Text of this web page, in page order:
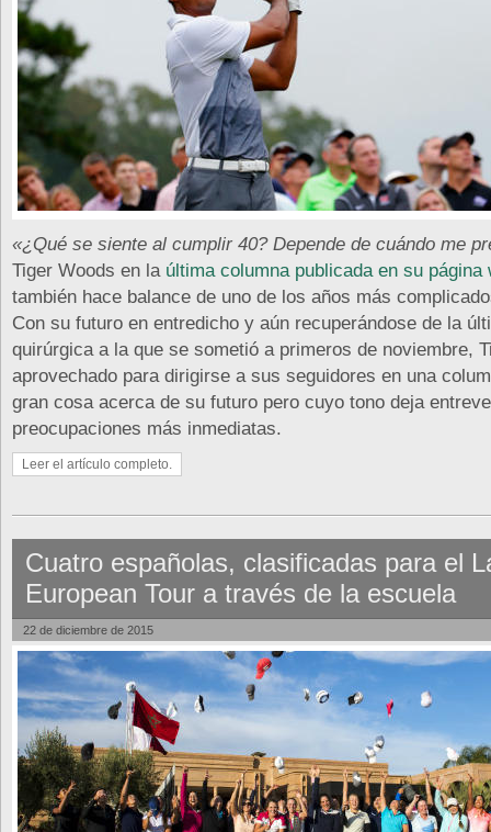
«¿Qué se siente al cumplir 40? Depende de cuándo me
Tiger Woods en la última columna publicada en su página
también hace balance de uno de los años más
Con su futuro en entredicho y aún recuperándose de la
quirúrgica a la que se sometió a primeros de noviembre,
aprovechado para dirigirse a sus seguidores en una
gran cosa acerca de su futuro pero cuyo tono deja
preocupaciones más inmediatas.
Leer el artículo completo.
Cuatro españolas, clasificadas para el
European Tour a través de la escuela
22 de diciembre de 2015